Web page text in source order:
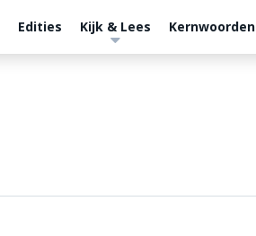
Edities Kijk & Lees Kernwoorden